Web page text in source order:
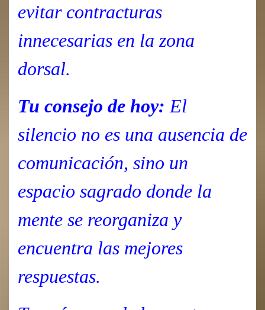
evitar contracturas
innecesarias en la zona
dorsal.
Tu consejo de hoy: El
silencio no es una ausencia de
comunicación, sino un
espacio sagrado donde la
mente se reorganiza y
encuentra las mejores
respuestas.